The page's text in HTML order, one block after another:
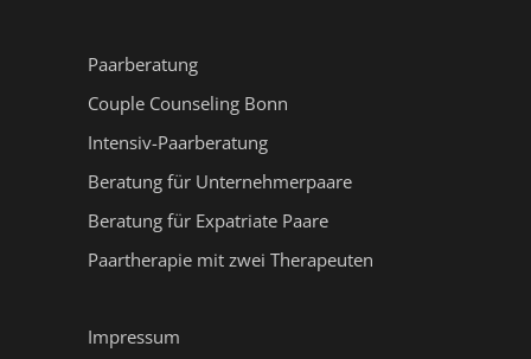
Paarberatung
Couple Counseling Bonn
Intensiv-Paarberatung
Beratung für Unternehmerpaare
Beratung für Expatriate Paare
Paartherapie mit zwei Therapeuten
Impressum